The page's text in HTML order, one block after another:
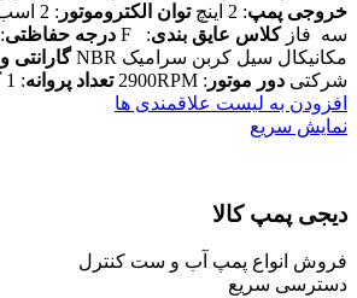
خروجی پمپ: 2 اینچ توان الکتروموتور : 2 اسب بخار
سه فازکلاس عایق بندی: F درجه حفاظتی
مکانیکال سیل کربن سرامیک NBR
گارانتی
شرکتی دور موتور : 2900RPM تعداد پروانه: 1
افزودن به لیست علاقمندی ها
نمایش سریع
دیجی پمپ کالا
فروش انواع پمپ آب و ست کنترل
دسترسی سریع